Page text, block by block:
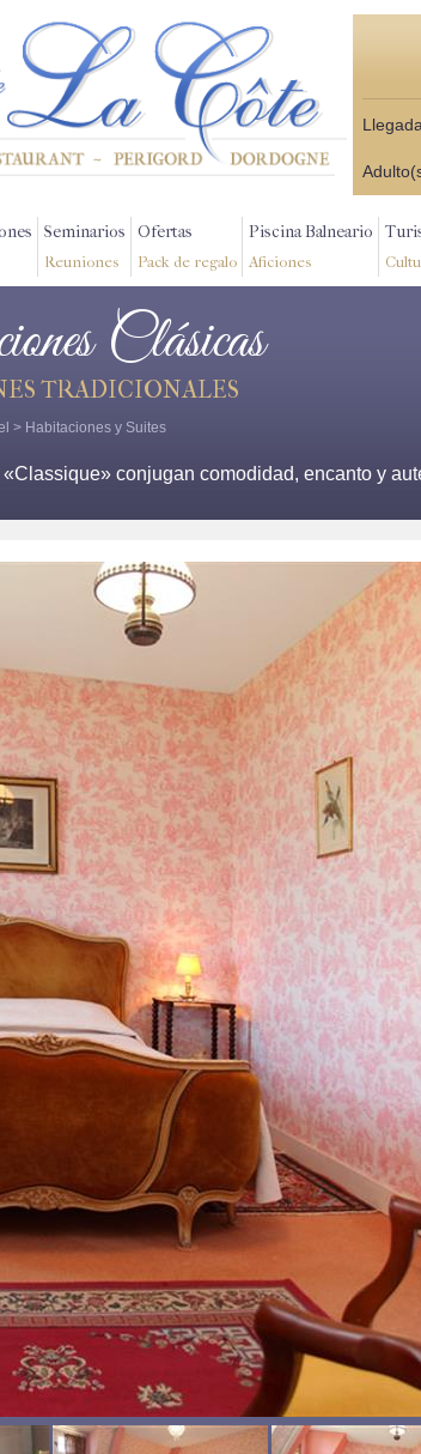
Llegada
Seminarios
Reuniones
Ofertas
Pack de regalo
Piscina Balneario
Aficiones
Clásicas
TRADICIONALES
> Habitaciones y Suites
conjugan comodidad, encanto y